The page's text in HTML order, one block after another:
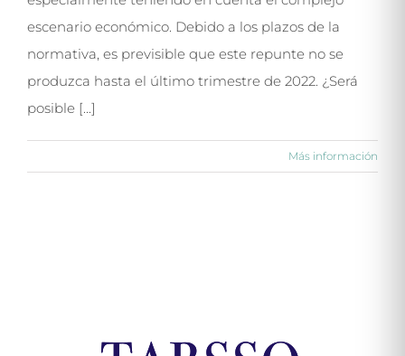
escenario económico. Debido a los plazos de la
normativa, es previsible que este repunte no se
produzca hasta el último trimestre de 2022. ¿Será
posible [...]
Más información